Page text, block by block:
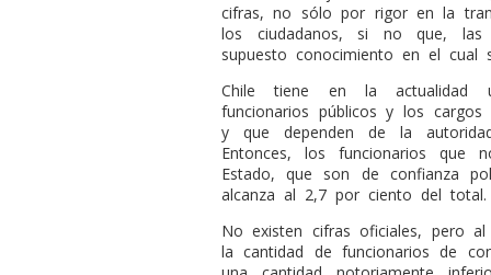
cifras, no sólo por rigor en la
los ciudadanos, si no que, las
supuesto conocimiento en el cual
Chile tiene en la actualidad
funcionarios públicos y los cargos
y que dependen de la
Entonces, los funcionarios que
Estado, que son de confianza
alcanza al 2,7 por ciento del total.
No existen cifras oficiales, pero
la cantidad de funcionarios de